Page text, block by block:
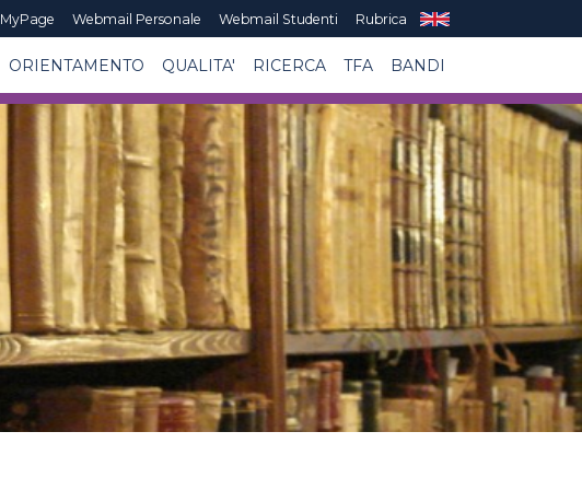
MyPage Webmail Personale Webmail Studenti Rubrica
ORIENTAMENTO QUALITA' RICERCA TFA BANDI